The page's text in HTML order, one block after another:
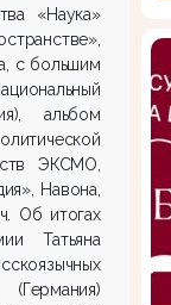
«Наука»
с большим
альбом
ЭКСМО,
Навона,
Об итогах
Татьяна